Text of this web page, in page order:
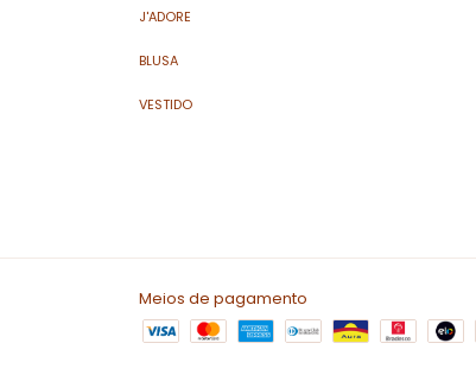
J'ADORE
BLUSA
VESTIDO
Meios de pagamento